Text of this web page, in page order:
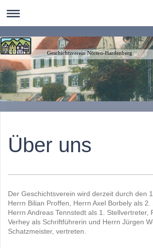
Geschichtsverein Nörten-Hardenberg
Über uns
Der Geschichtsverein wird derzeit durch den
Herrn Bilian Proffen, Herrn Axel Borbely als 2.
Herrn Andreas Tennstedt als 1. Stellvertreter,
Verhey als Schriftführerin und Herrn Jürgen
Schatzmeister, vertreten.